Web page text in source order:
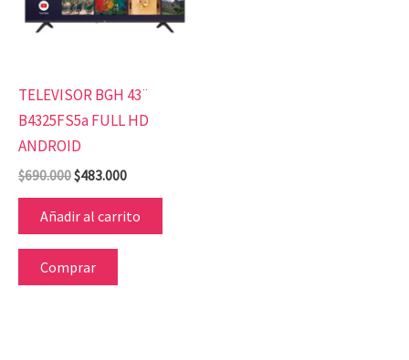
TELEVISOR BGH 43¨
B4325FS5a FULL HD
ANDROID
$690.000$483.000
Añadir al carrito
Comprar